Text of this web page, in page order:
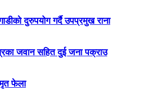
दुरुपयोग गर्दै उपप्रमुख राना
जवान सहित दुई जना पक्राउ
फेला